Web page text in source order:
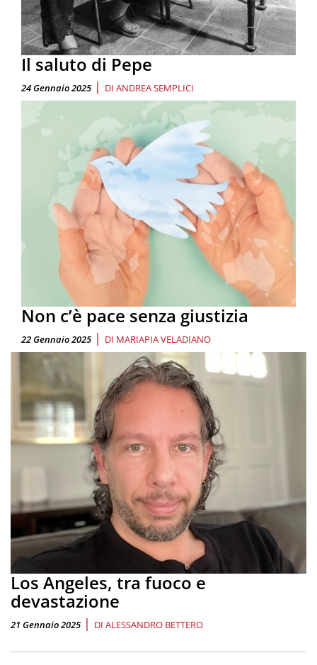
Il saluto di Pepe
24 Gennaio 2025 | DI ANDREA SEMPLICI
Non c’è pace senza giustizia
22 Gennaio 2025 | DI MARIAPIA VELADIANO
Los Angeles, tra fuoco e
devastazione
21 Gennaio 2025 | DI ALESSANDRO BETTERO